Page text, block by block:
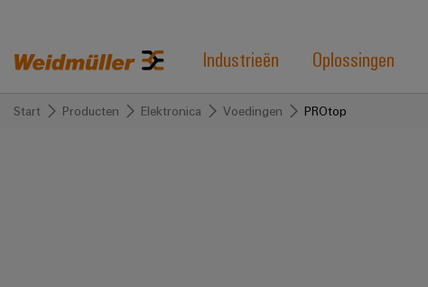
Industrieën Oplossingen
Start Producten Elektronica Voedingen PROtop